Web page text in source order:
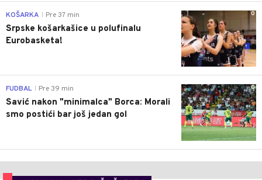
0
KOŠARKA Pre 37 min
Srpske košarkašice u polufinalu
Eurobasketa!
0
FUDBAL Pre 39 min
Savić nakon "minimalca" Borca: Morali
smo postići bar još jedan gol